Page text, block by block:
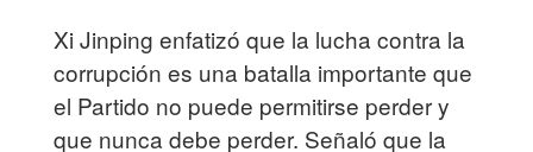
Xi Jinping enfatizó que la lucha contra la
corrupción es una batalla importante que
el Partido no puede permitirse perder y
que nunca debe perder. Señaló que la